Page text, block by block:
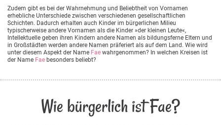
Zudem gibt es bei der Wahrnehmung und Beliebtheit von Vornamen
erhebliche Unterschiede zwischen verschiedenen gesellschaftlichen
Schichten. Dadurch erhalten auch Kinder im bürgerlichen Milieu
typischerweise andere Vornamen als die Kinder »der kleinen Leute«,
Intellektuelle geben ihren Kindern andere Namen als bildungsferne Eltern und
in Großstädten werden andere Namen präferiert als auf dem Land. Wie wird
unter diesem Aspekt der Name Fae wahrgenommen? In welchen Kreisen ist
der Name Fae besonders beliebt?
Wie bürgerlich ist Fae?